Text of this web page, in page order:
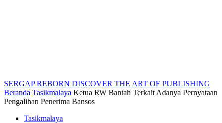
SERGAP REBORN DISCOVER THE ART OF PUBLISHING
Beranda Tasikmalaya Ketua RW Bantah Terkait Adanya Pernyataan
Pengalihan Penerima Bansos
Tasikmalaya